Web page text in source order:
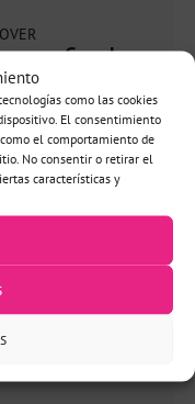
como las cookies
El consentimiento
el comportamiento de
No consentir o retirar el
características y
en Google
es posible
para medios? Es un
muy útil para captar
que todavía
o nuestros